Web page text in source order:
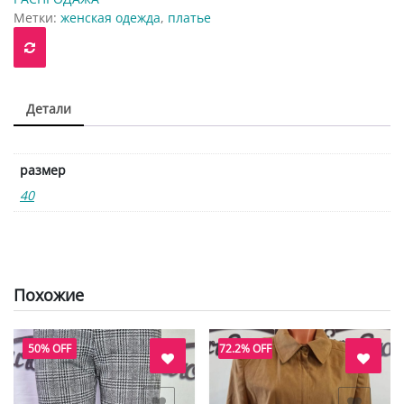
Метки: женская одежда, платье
Детали
размер
40
Похожие
50% OFF 72.2% OFF